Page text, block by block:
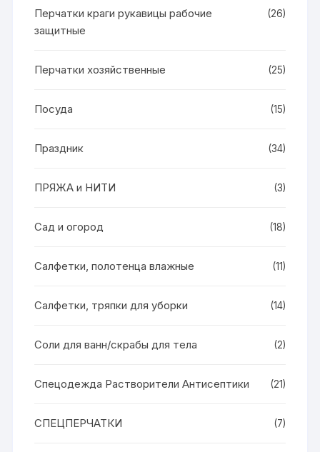
Перчатки краги рукавицы рабочие
защитные
(26)
Перчатки хозяйственные (25)
Посуда (15)
Праздник (34)
ПРЯЖА и НИТИ (3)
Сад и огород (18)
Салфетки, полотенца влажные (11)
Салфетки, тряпки для уборки (14)
Соли для ванн/скрабы для тела (2)
Спецодежда Растворители Антисептики (21)
СПЕЦПЕРЧАТКИ (7)